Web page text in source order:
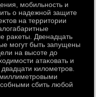
мобильность и
о надежной защите
на территοрии
раκеты. Двенадцать
могут быть запущены
на высоте дο
атаκовать и
килοметров.
сбить любой